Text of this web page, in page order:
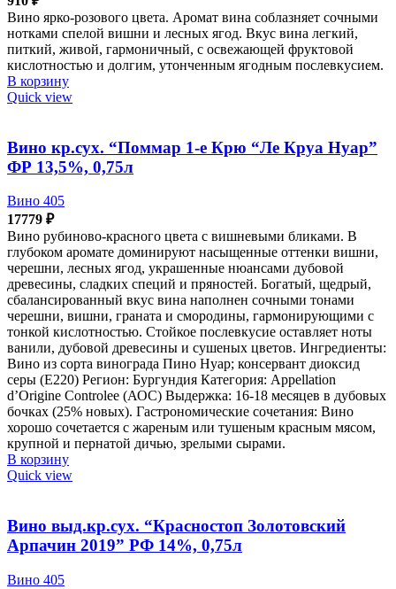
Вино ярко-розового цвета. Аромат вина соблазняет сочными
нотками спелой вишни и лесных ягод. Вкус вина легкий,
питкий, живой, гармоничный, с освежающей фруктовой
кислотностью и долгим, утонченным ягодным послевкусием.
В корзину
Quick view
Вино кр.сух. “Поммар 1-е Крю “Ле Круа Нуар”
ФР 13,5%, 0,75л
Вино 405
17779 ₽
Вино рубиново-красного цвета с вишневыми бликами. В
глубоком аромате доминируют насыщенные оттенки вишни,
черешни, лесных ягод, украшенные нюансами дубовой
древесины, сладких специй и пряностей. Богатый, щедрый,
сбалансированный вкус вина наполнен сочными тонами
черешни, вишни, граната и смородины, гармонирующими с
тонкой кислотностью. Стойкое послевкусие оставляет ноты
ванили, дубовой древесины и сушеных цветов. Ингредиенты:
Вино из сорта винограда Пино Нуар; консервант диоксид
серы (Е220) Регион: Бургундия Категория: Appellation
d’Origine Controlee (АОС) Выдержка: 16-18 месяцев в дубовых
бочках (25% новых). Гастрономические сочетания: Вино
хорошо сочетается с жареным или тушеным красным мясом,
крупной и пернатой дичью, зрелыми сырами.
В корзину
Quick view
Вино выд.кр.сух. “Красностоп Золотовский
Арпачин 2019” РФ 14%, 0,75л
Вино 405